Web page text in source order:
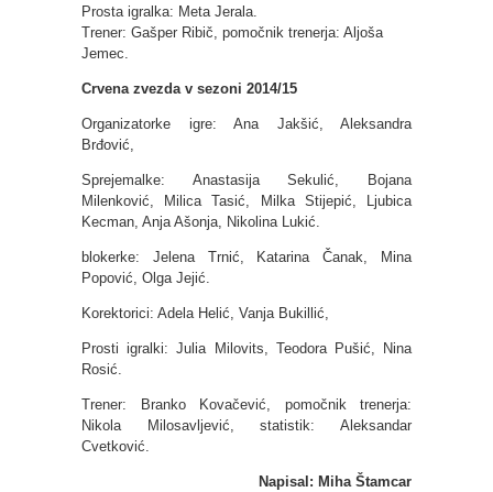
Prosta igralka: Meta Jerala.
Trener: Gašper Ribič, pomočnik trenerja: Aljoša
Jemec.
Crvena zvezda v sezoni 2014/15
Organizatorke igre: Ana Jakšić, Aleksandra
Brđović,
Sprejemalke: Anastasija Sekulić, Bojana
Milenković, Milica Tasić, Milka Stijepić, Ljubica
Kecman, Anja Ašonja, Nikolina Lukić.
blokerke: Jelena Trnić, Katarina Čanak, Mina
Popović, Olga Jejić.
Korektorici: Adela Helić, Vanja Bukillić,
Prosti igralki: Julia Milovits, Teodora Pušić, Nina
Rosić.
Trener: Branko Kovačević, pomočnik trenerja:
Nikola Milosavljević, statistik: Aleksandar
Cvetković.
Napisal: Miha Štamcar